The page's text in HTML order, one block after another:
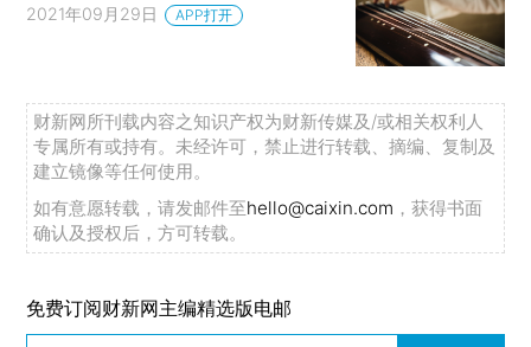
2021年09月29日 APP打开
财新网所刊载内容之知识产权为财新传媒及/或相关权利人
专属所有或持有。未经许可，禁止进行转载、摘编、复制及
建立镜像等任何使用。
如有意愿转载，请发邮件至hello@caixin.com ，获得书面
确认及授权后，方可转载。
免费订阅财新网主编精选版电邮